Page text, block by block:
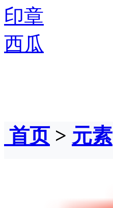
印章
西瓜
首页> 元素